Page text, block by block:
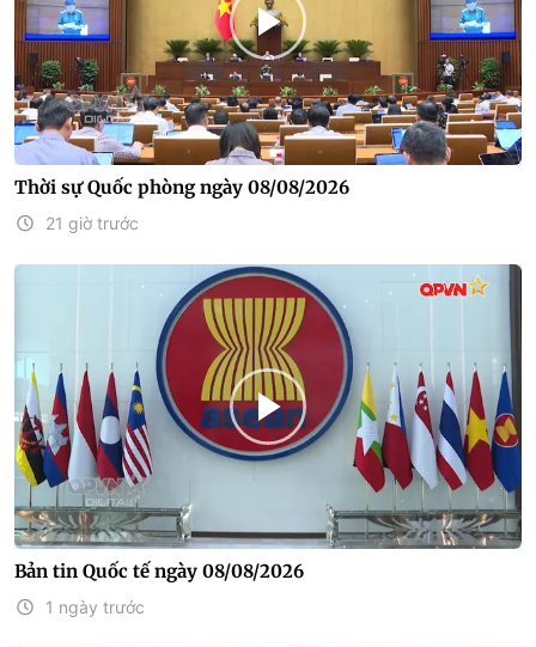
Thời sự Quốc phòng ngày 08/08/2026
21 giờ trước
Bản tin Quốc tế ngày 08/08/2026
1 ngày trước